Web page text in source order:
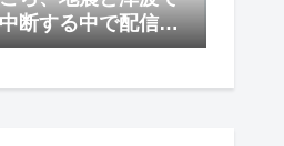
断する中で配信を